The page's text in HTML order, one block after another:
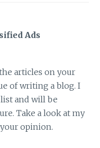
Ads
articles on your
of writing a blog. I
and will be
Take a look at my
opinion.